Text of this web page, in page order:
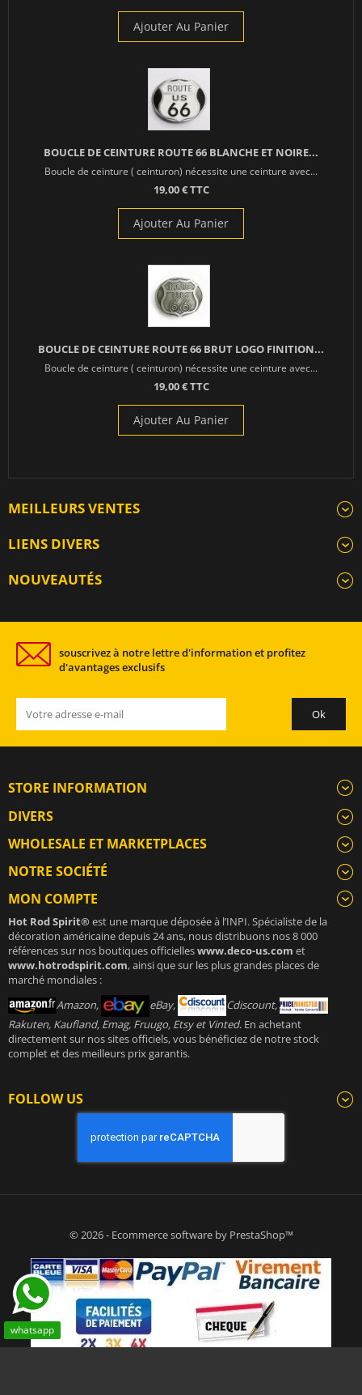
Ajouter Au Panier
BOUCLE DE CEINTURE ROUTE 66 BLANCHE ET NOIRE...
Boucle de ceinture ( ceinturon) nécessite une ceinture avec...
19,00 € TTC
Ajouter Au Panier
BOUCLE DE CEINTURE ROUTE 66 BRUT LOGO FINITION...
Boucle de ceinture ( ceinturon) nécessite une ceinture avec...
19,00 € TTC
Ajouter Au Panier
MEILLEURS VENTES
LIENS DIVERS
NOUVEAUTÉS
souscrivez à notre lettre d'information et profitez
d'avantages exclusifs
STORE INFORMATION
DIVERS
WHOLESALE ET MARKETPLACES
NOTRE SOCIÉTÉ
MON COMPTE
Hot Rod Spirit®est une marque déposée à l’INPI. Spécialiste de la
décoration américaine depuis 24 ans, nous distribuons nos 8 000
références sur nos boutiques officielleswww.deco-us.com et
www.hotrodspirit.com, ainsi que sur les plus grandes places de
marché mondiales :
Amazon,
eBay,
Cdiscount,
Rakuten, Kaufland, Emag, Fruugo, Etsy et Vinted. En achetant
directement sur nos sites officiels, vous bénéficiez de notre stock
complet et des meilleurs prix garantis.
FOLLOW US
whatsapp
© 2026 - Ecommerce software by PrestaShop™